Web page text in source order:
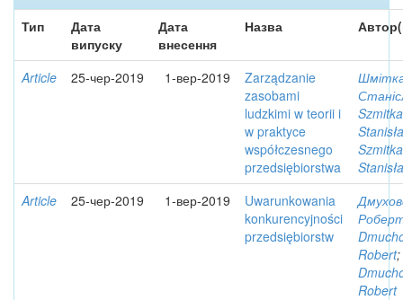
Тип
Дата
випуску
Дата
внесення
Назва
Article 25-чер-2019 1-вер-2019
Zarządzanie
zasobami
ludzkimi w teorii i
w praktyce
współczesnego
przedsiębiorstwa
Article
25-чер-2019 1-вер-2019
Uwarunkowania
konkurencyjności
przedsiębiorstw
Robert;
Robert